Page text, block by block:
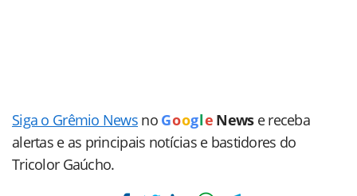
Siga o Grêmio News no Goog le News e receba
alertas e as principais notícias e bastidores do
Tricolor Gaúcho.